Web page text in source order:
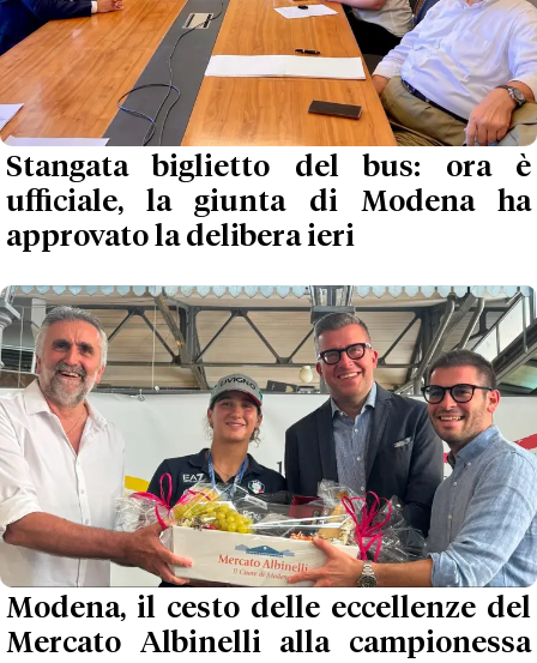
Stangata biglietto del bus: ora è
ufficiale, la giunta di Modena ha
approvato la delibera ieri
Modena, il cesto delle eccellenze del
Mercato Albinelli alla campionessa